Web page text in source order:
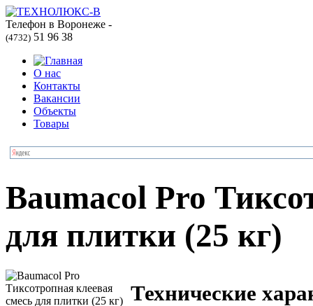
Телефон в Воронеже -
(4732) 51 96 38
О нас
Контакты
Вакансии
Объекты
Товары
Baumaсol Pro
для плитки (25 кг)
Технические